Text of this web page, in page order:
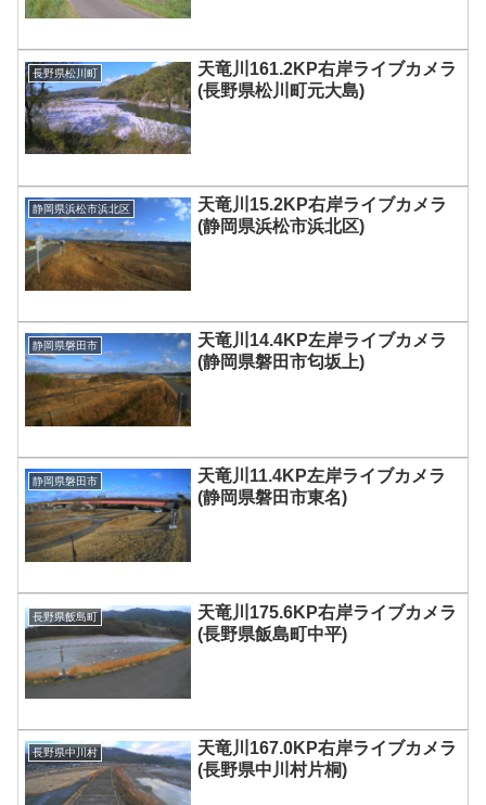
長野県松川町
天竜川161.2KP右岸ライブカメラ
(長野県松川町元大島)
静岡県浜松市浜北区
天竜川15.2KP右岸ライブカメラ
(静岡県浜松市浜北区)
静岡県磐田市
天竜川14.4KP左岸ライブカメラ
(静岡県磐田市匂坂上)
静岡県磐田市
天竜川11.4KP左岸ライブカメラ
(静岡県磐田市東名)
長野県飯島町
天竜川175.6KP右岸ライブカメラ
(長野県飯島町中平)
長野県中川村
天竜川167.0KP右岸ライブカメラ
(長野県中川村片桐)